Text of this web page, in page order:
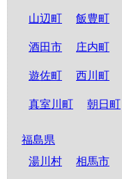
山辺町 飯豊町
酒田市 庄内町
遊佐町 西川町
真室川町 朝日町
福島県
湯川村
相馬市